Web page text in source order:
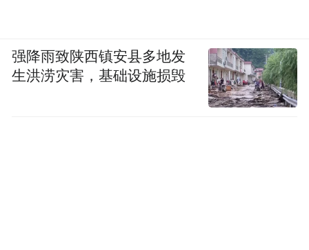
强降雨致陕西镇安县多地发
生洪涝灾害，基础设施损毁